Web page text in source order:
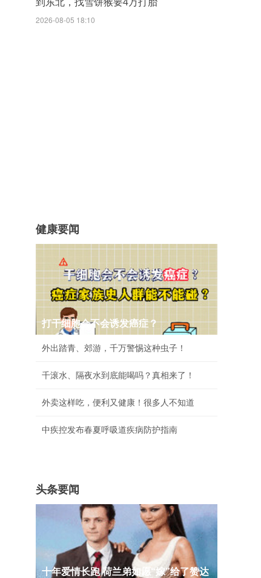
到东北，找雪饼猴要4万打胎
2026-08-05 18:10
健康要闻
打干细胞会不会诱发癌症？
外出踏青、郊游，千万警惕这种虫子！
千滚水、隔夜水到底能喝吗？真相来了！
外卖这样吃，便利又健康！很多人不知道
中疾控发布春夏呼吸道疾病防护指南
头条要闻
十年爱情长跑 荷兰弟如愿“嫁”给了赞达